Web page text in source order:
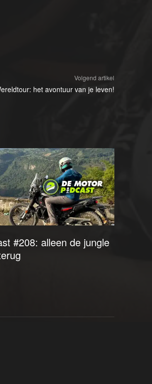
Volgend artikel
het avontuur van je leven!
#208: alleen de jungle